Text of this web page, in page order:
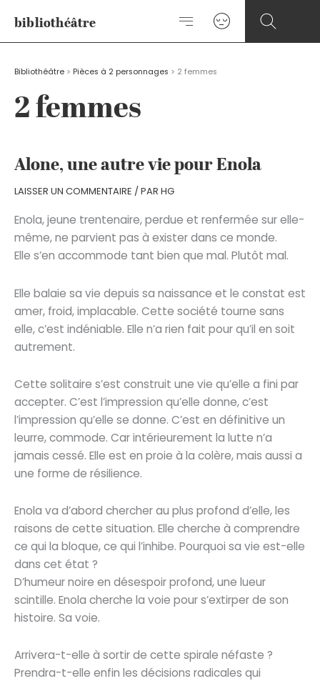
contenu
bibliothéâtre
Bibliothéâtre > Pièces à 2 personnages > 2 femmes
2 femmes
Alone, une autre vie pour Enola
LAISSER UN COMMENTAIRE / PAR HG
Enola, jeune trentenaire, perdue et renfermée sur elle-
même, ne parvient pas à exister dans ce monde.
Elle s’en accommode tant bien que mal. Plutôt mal.
Elle balaie sa vie depuis sa naissance et le constat est
amer, froid, implacable. Cette société tourne sans
elle, c’est indéniable. Elle n’a rien fait pour qu’il en soit
autrement.
Cette solitaire s’est construit une vie qu’elle a fini par
accepter. C’est l’impression qu’elle donne, c’est
l’impression qu’elle se donne. C’est en définitive un
leurre, commode. Car intérieurement la lutte n’a
jamais cessé. Elle est en proie à la colère, mais aussi a
une forme de résilience.
Enola va d’abord chercher au plus profond d’elle, les
raisons de cette situation. Elle cherche à comprendre
ce qui la bloque, ce qui l’inhibe. Pourquoi sa vie est-elle
dans cet état ?
D’humeur noire en désespoir profond, une lueur
scintille. Enola cherche la voie pour s’extirper de son
histoire. Sa voie.
Arrivera-t-elle à sortir de cette spirale néfaste ?
Prendra-t-elle enfin les décisions radicales qui